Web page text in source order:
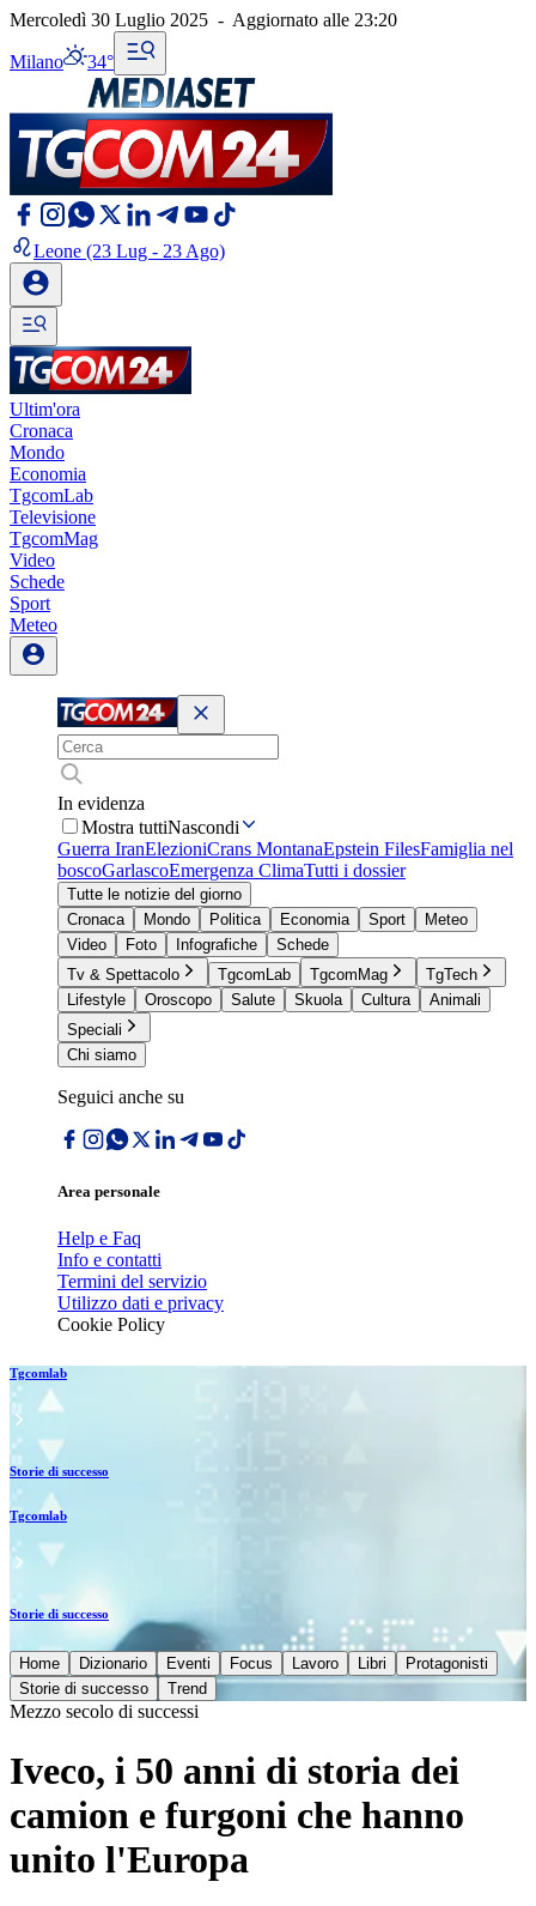
Mercoledì 30 Luglio 2025 - Aggiornato alle 23:20
Milano 34°
Leone (23 Lug - 23 Ago)
Ultim'ora
Cronaca
Mondo
Economia
TgcomLab
Televisione
TgcomMag
Video
Schede
Sport
Meteo
In evidenza
Mostra tuttiNascondi
Guerra IranElezioniCrans MontanaEpstein FilesFamiglia nel
boscoGarlascoEmergenza ClimaTutti i dossier
Tutte le notizie del giorno
Cronaca
Mondo Politica Economia Sport
Meteo
Video
Foto Infografiche
Schede
Tv & Spettacolo
TgcomLab TgcomMag
TgTech
Lifestyle
Oroscopo Salute Skuola Cultura
Animali
Speciali
Chi siamo
Seguici anche su
Area personale
Help e Faq
Info e contatti
Termini del servizio
Utilizzo dati e privacy
Cookie Policy
Tgcomlab
Storie di successo
Tgcomlab
Storie di successo
Home Dizionario Eventi Focus Lavoro Libri
Protagonisti
Storie di successo
Trend
Mezzo secolo di successi
Iveco, i 50 anni di storia dei
camion e furgoni che hanno
unito l'Europa